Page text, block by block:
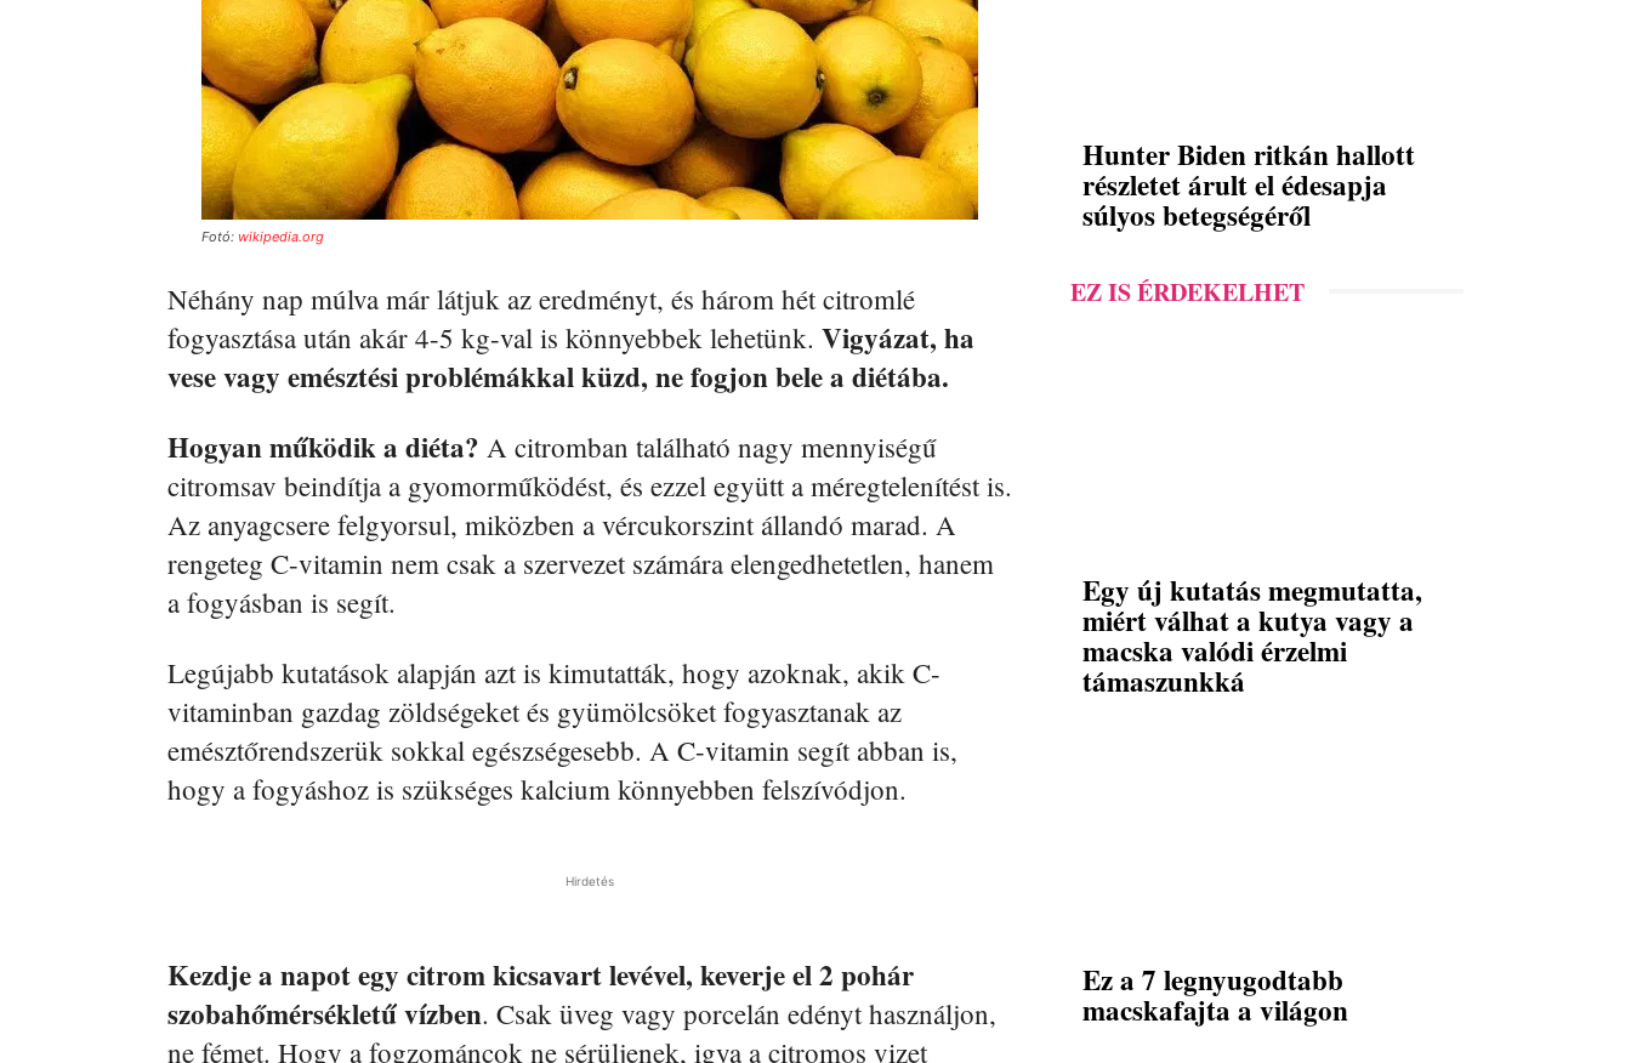
Fotó: wikipedia.org
Néhány nap múlva már látjuk az eredményt, és három hét citromlé
fogyasztása után akár 4-5 kg-val is könnyebbek lehetünk. Vigyázat, ha
vese vagy emésztési problémákkal küzd, ne fogjon bele a diétába.
Hogyan működik a diéta? A citromban található nagy mennyiségű
citromsav beindítja a gyomorműködést, és ezzel együtt a méregtelenítést is.
Az anyagcsere felgyorsul, miközben a vércukorszint állandó marad. A
rengeteg C-vitamin nem csak a szervezet számára elengedhetetlen, hanem
a fogyásban is segít.
Legújabb kutatások alapján azt is kimutatták, hogy azoknak, akik C-
vitaminban gazdag zöldségeket és gyümölcsöket fogyasztanak az
emésztőrendszerük sokkal egészségesebb. A C-vitamin segít abban is,
hogy a fogyáshoz is szükséges kalcium könnyebben felszívódjon.
Hirdetés
Kezdje a napot egy citrom kicsavart levével, keverje el 2 pohár
szobahőmérsékletű vízben. Csak üveg vagy porcelán edényt használjon,
ne fémet. Hogy a fogzománcok ne sérüljenek, igya a citromos vizet
Hunter Biden ritkán hallott
részletet árult el édesapja
súlyos betegségéről
EZ IS ÉRDEKELHET
Egy új kutatás megmutatta,
miért válhat a kutya vagy a
macska valódi érzelmi
támaszunkká
Ez a 7 legnyugodtabb
macskafajta a világon